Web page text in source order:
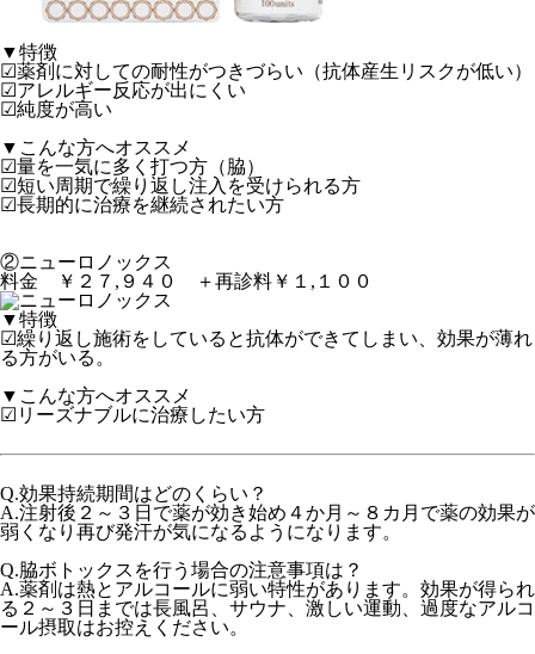
▼特徴
☑薬剤に対しての耐性がつきづらい（抗体産生リスクが低い）
☑アレルギー反応が出にくい
☑純度が高い
▼こんな方へオススメ
☑量を一気に多く打つ方（脇）
☑短い周期で繰り返し注入を受けられる方
☑長期的に治療を継続されたい方
②ニューロノックス
料金 ￥２７,９４０ ＋再診料￥１,１００
▼特徴
☑繰り返し施術をしていると抗体ができてしまい、効果が薄れ
る方がいる。
▼こんな方へオススメ
☑リーズナブルに治療したい方
Q.効果持続期間はどのくらい？
A.注射後２～３日で薬が効き始め ４か月～８カ月 で薬の効果が
弱くなり 再び発汗が気になるようになります。
Q.脇ボトックスを行う場合の注意事項は？
A.薬剤 は熱とアルコールに弱い特性があります。 効果が得られ
る２～３日までは長風呂、サウナ、激しい運動、過度なアルコ
ール摂取はお控えください。